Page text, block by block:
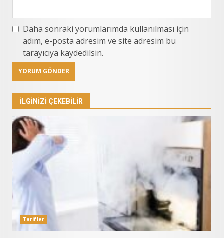
Daha sonraki yorumlarımda kullanılması için
adım, e-posta adresim ve site adresim bu
tarayıcıya kaydedilsin.
İLGINIZI ÇEKEBILIR
Tarifler